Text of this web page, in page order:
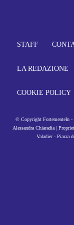
STAFF
LA REDAZIONE
COOKIE POLICY
© Copyright FortementeIn -
Alessandra Chiaradia |
Valadier - Piazza